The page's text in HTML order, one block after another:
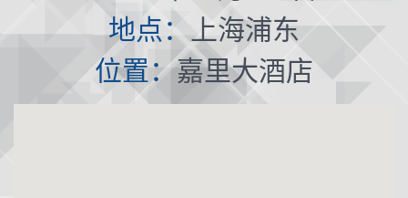
地点：上海浦东
位置：嘉里大酒店